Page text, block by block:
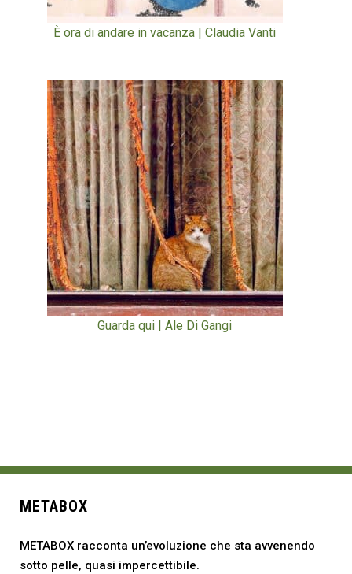
È ora di andare in vacanza | Claudia Vanti
Guarda qui | Ale Di Gangi
METABOX
METABOX racconta un’evoluzione che sta avvenendo
sotto pelle, quasi impercettibile.